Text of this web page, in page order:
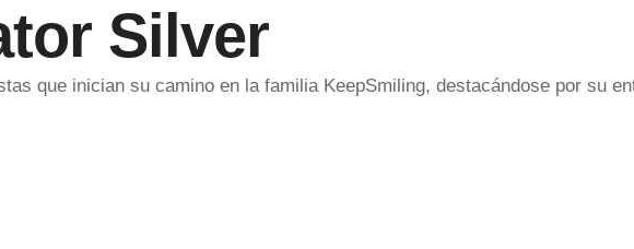
Silver
que inician su camino en la familia KeepSmiling, destacándose por su